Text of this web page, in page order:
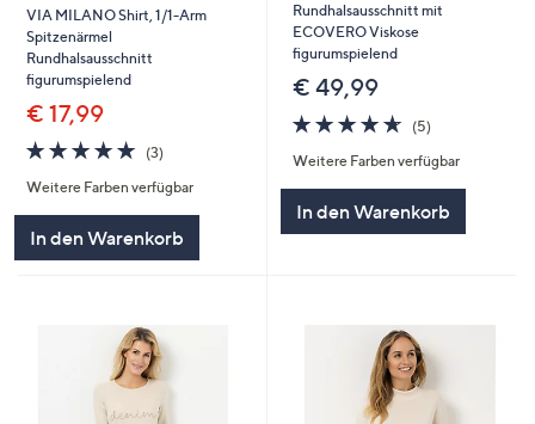
VIA MILANO Shirt, 1/1-Arm
Spitzenärmel
Rundhalsausschnitt
figurumspielend
€ 17,99
4.7
von
5
(3)3
Weitere Farben verfügbar
In den Warenkorb
Rundhalsausschnitt mit
ECOVERO Viskose
figurumspielend
€ 49,99
4.6
von
5
(5)5
Weitere Farben verfügbar
In den Warenkorb